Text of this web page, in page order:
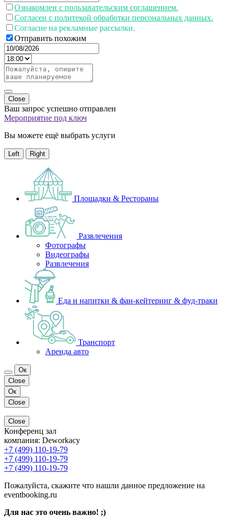
Ознакомлен с пользавательским соглашением.
Согласен с политекой обработки персональных данных.
Согласие на рекламные рассылки.
Отправить похожим
Close
Ваш запрос успешно отправлен
Мероприятие под ключ
Вы можете ещё выбрать услуги
Left Right
Площадки & Рестораны
Развлечения
Фотографы
Видеографы
Развлечения
Еда и напитки & фан-кейтеринг & фуд-траки
Транспорт
Аренда авто
Ок
Close
Ок
Close
Close
Конференц зал
компания: Deworkacy
+7 (499) 110-19-79
+7 (499) 110-19-79
+7 (499) 110-19-79
Пожалуйста, скажите что нашли данное предложение на
eventbooking.ru
Для нас это очень важно! ;)